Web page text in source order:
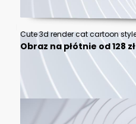
Obraz na płótnie od 128 zł